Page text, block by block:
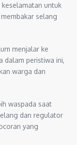
untuk
selang
menjalar ke
dalam peristiwa ini,
warga dan
waspada saat
dan regulator
yang